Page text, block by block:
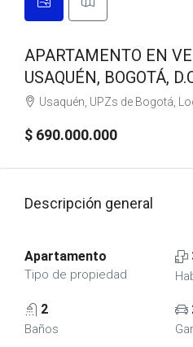
APARTAMENTO EN
USAQUÉN, BOGOTÁ,
Usaquén, UPZs de Bogotá, Localidad Usaquén, Bogotá,
$ 690.000.000
Descripción general
Apartamento
Tipo de propiedad
2
Baños